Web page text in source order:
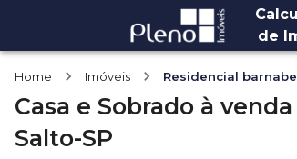
de
Home Imóveis Residencial barnabe
Casa e Sobrado à venda
Salto-SP